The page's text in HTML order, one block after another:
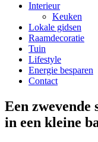
Interieur
Keuken
Lokale gidsen
Raamdecoratie
Tuin
Lifestyle
Energie besparen
Contact
Een zwevende
in een kleine